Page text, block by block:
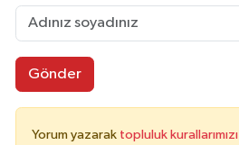
Gönder
Yorum yazarak topluluk kurallarımızı